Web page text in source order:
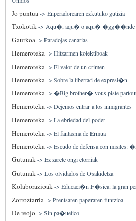
Jo puntua-> Enperadorearen ezkutuko gutizia
Txokotik-> Aqu�, aqu� o aqu� �gg��nde
Gaurkoa-> Paradojas canarias
Hemeroteka-> Hitzarmen kolektiboak
Hemeroteka -> El valor de un crimen
Hemeroteka-> Sobre la libertad de expresi�n
Hemeroteka-> �Big brother� vous piste
Hemeroteka-> Dejemos entrar a los inmigrantes
Hemeroteka-> La ebriedad del poder
Hemeroteka -> El fantasma de Ermua
Hemeroteka-> Escudo de defensa con misiles:
Gutunak-> Ez zarete ongi etorriak
Gutunak-> Los olvidados de Osakidetza
Kolaborazioak-> Educaci�n F�sica: la gran
Zorroztarria -> Prentsaren paperaren funtzioa
De reojo -> Sin pa�uelico